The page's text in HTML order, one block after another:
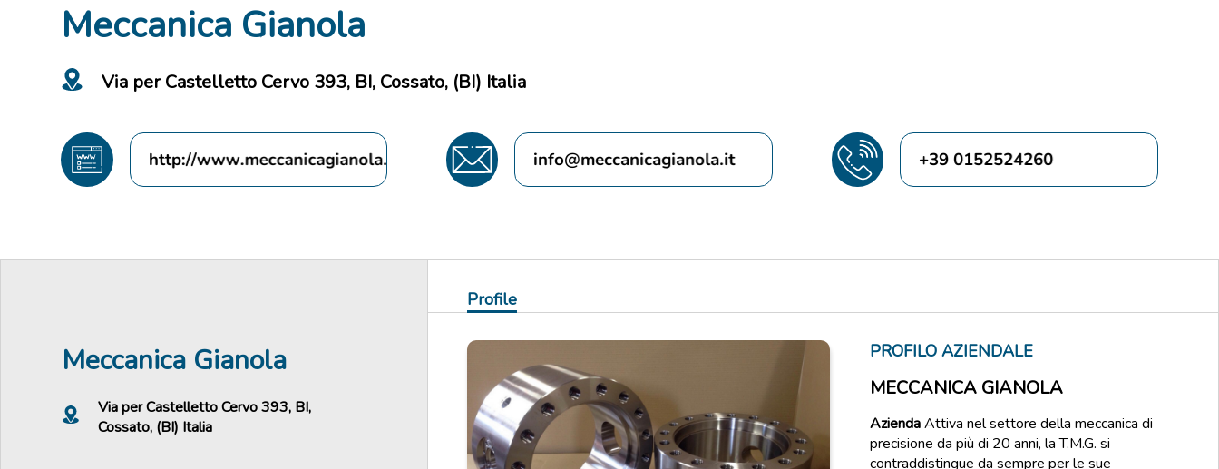
Meccanica Gianola
Via per Castelletto Cervo 393, BI, Cossato, (BI) Italia
Meccanica Gianola
Via per Castelletto Cervo 393, BI,
Cossato, (BI) Italia
Profile
PROFILO AZIENDALE
MECCANICA GIANOLA
AziendaAttiva nel settore della meccanica di
precisione da più di 20 anni, la T.M.G. si
contraddistingue da sempre per le sue